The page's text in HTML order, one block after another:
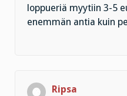
loppueriä myytiin 3-5
enemmän antia kuin
Ripsa